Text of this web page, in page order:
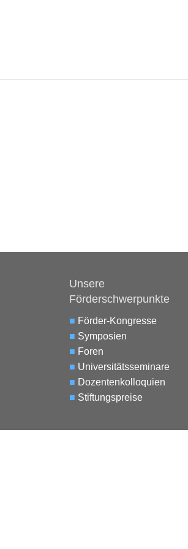
Unsere
Förderschwerpunkte
■ Förder-Kongresse
■ Symposien
■ Foren
■ Universitätsseminare
■ Dozentenkolloquien
■ Stiftungspreise